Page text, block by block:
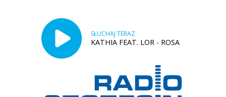
SŁUCHAJ TERAZ
KATHIA FEAT. LOR - ROSA